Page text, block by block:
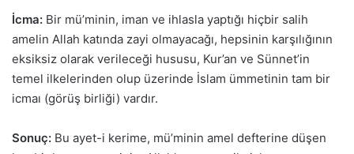
İcma: Bir mü’minin, iman ve ihlasla yaptığı hiçbir salih
amelin Allah katında zayi olmayacağı, hepsinin karşılığının
eksiksiz olarak verileceği hususu, Kur’an ve Sünnet’in
temel ilkelerinden olup üzerinde İslam ümmetinin tam bir
icmaı (görüş birliği) vardır.
Sonuç: Bu ayet-i kerime, mü’minin amel defterine düşen